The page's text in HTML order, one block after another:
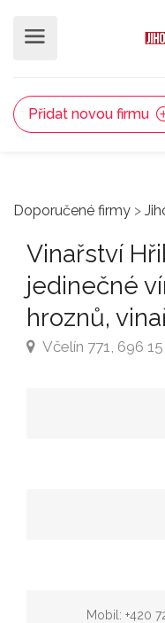
Přidat novou firmu
Doporučené firmy >
Vinařství
jedinečné
hroznů,
Včelín 771, 696
Mobil: +420